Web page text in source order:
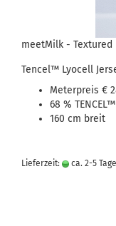
meetMilk - Textured
Tencel™ Lyocell
Meterpreis €
68 %
160 cm breit
Lieferzeit: ca. 2-5 Tage